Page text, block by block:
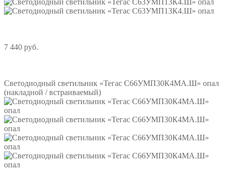
7 440 руб.
Светодиодный светильник «Тегас С66УМП30К4МА.Ш» опал
(накладной / встраиваемый)